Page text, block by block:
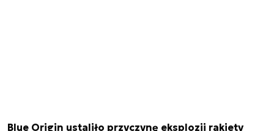
Blue Origin ustaliło przyczynę eksplozji rakiety